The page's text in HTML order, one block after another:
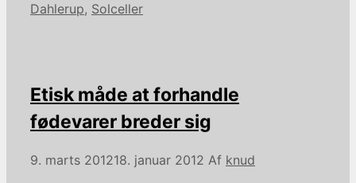
Dahlerup, Solceller
Etisk måde at forhandle
fødevarer breder sig
9. marts 201218. januar 2012 Af knud